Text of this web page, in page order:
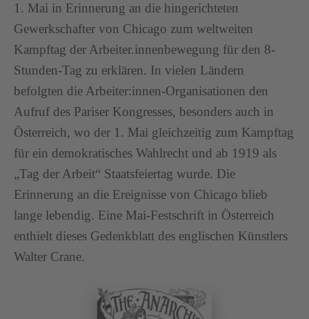
1. Mai in Erinnerung an die hingerichteten
Gewerkschafter von Chicago zum weltweiten
Kampftag der Arbeiter.innenbewegung für den 8-
Stunden-Tag zu erklären. In vielen Ländern
befolgten die Arbeiter:innen-Organisationen den
Aufruf des Pariser Kongresses, besonders auch in
Österreich, wo der 1. Mai gleichzeitig zum Kampftag
für ein demokratisches Wahlrecht und ab 1919 als
„Tag der Arbeit“ Staatsfeiertag wurde. Die
Erinnerung an die Ereignisse von Chicago blieb
lange lebendig. Eine Mai-Festschrift in Österreich
enthielt dieses Gedenkblatt des englischen Künstlers
Walter Crane.